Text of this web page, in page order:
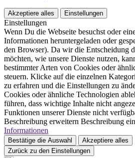
Akzeptiere alles Einstellungen
Einstellungen
Wenn Du die Webseite besuchst oder
Informationen heruntergeladen oder
den Browser). Da wir die Entscheidung
möchten, wie unsere Dienste nutzen,
bestimmter Arten von Cookies oder
steuern. Klicke auf die einzelnen
zu erfahren und die Einstellungen zu
Cookies oder ähnliche Technologien
führen, dass wichtige Inhalte nicht
Funktionen unserer Dienste nicht
Beschreibung erweitern Beschreibung
Informationen
Bestätige die Auswahl
Akzeptiere alles
Zurück zu den Einstellungen